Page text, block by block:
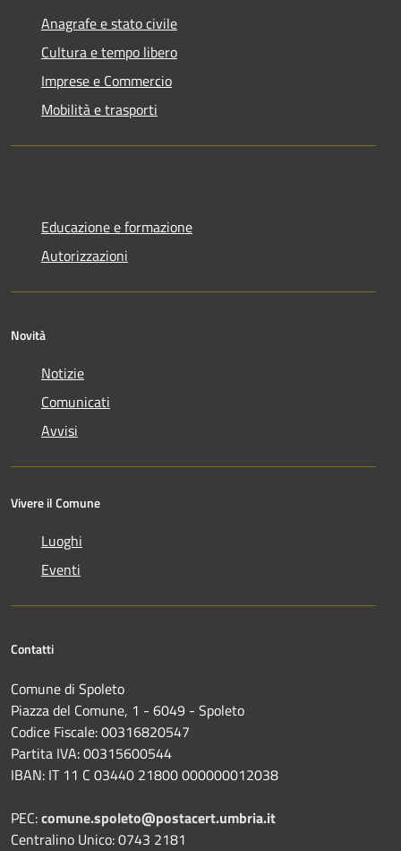
Anagrafe e stato civile
Cultura e tempo libero
Imprese e Commercio
Mobilità e trasporti
Educazione e formazione
Autorizzazioni
Novità
Notizie
Comunicati
Avvisi
Vivere il Comune
Luoghi
Eventi
Contatti
Comune di Spoleto
Piazza del Comune, 1 - 6049 - Spoleto
Codice Fiscale: 00316820547
Partita IVA: 00315600544
IBAN: IT 11 C 03440 21800 000000012038
PEC:comune.spoleto@postacert.umbria.it
Centralino Unico: 0743 2181